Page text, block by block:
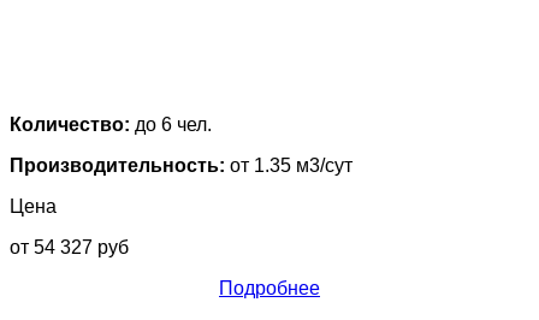
Количество: до 6 чел.
Производительность: от 1.35 м3/сут
Цена
от 54 327 руб
Подробнее